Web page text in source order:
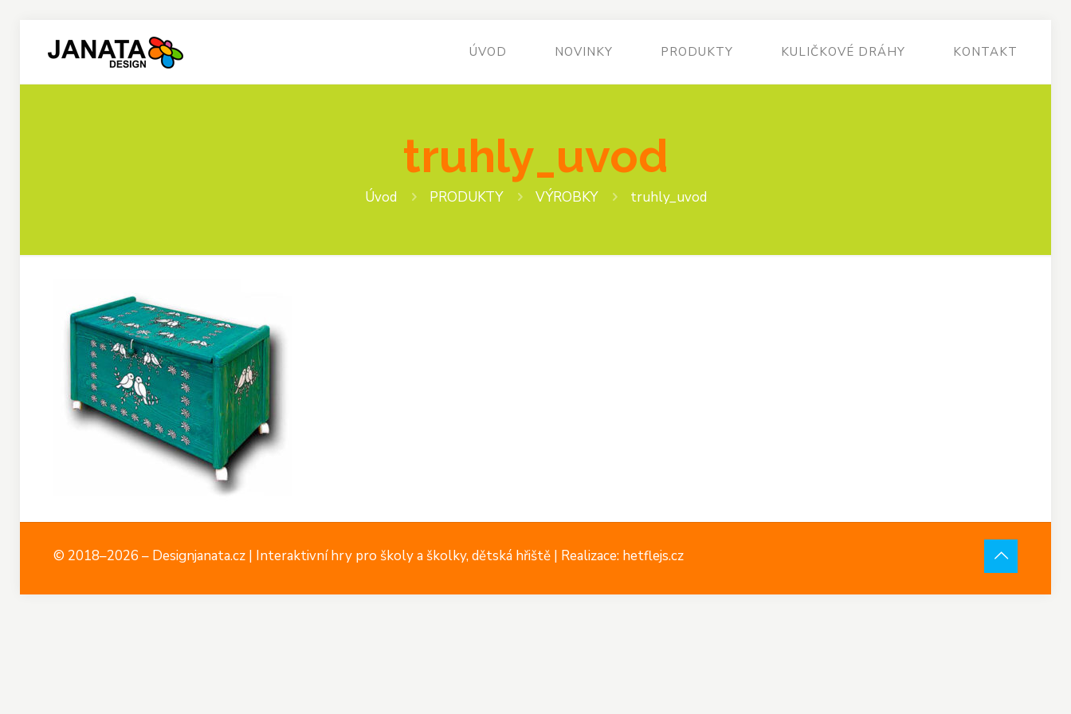
ÚVOD NOVINKY PRODUKTY KULIČKOVÉ DRÁHY KONTAKT
truhly_uvod
Úvod PRODUKTY VÝROBKY truhly_uvod
© 2018–2026 – Designjanata.cz | Interaktivní hry pro školy a školky, dětská hřiště | Realizace: hetflejs.cz